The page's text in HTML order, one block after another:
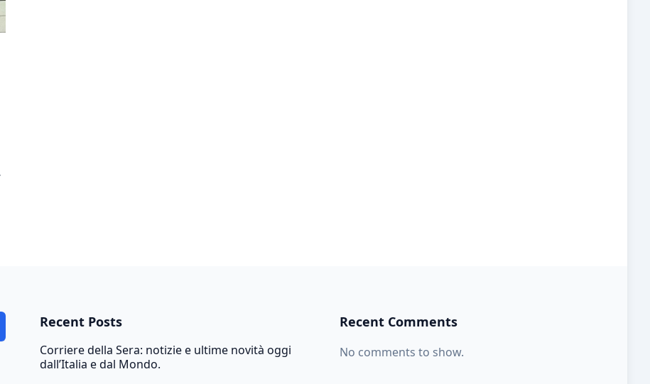
Recent Posts
Corriere della Sera: notizie e ultime novità oggi
dall’Italia e dal Mondo.
Recent Comments
No comments to show.